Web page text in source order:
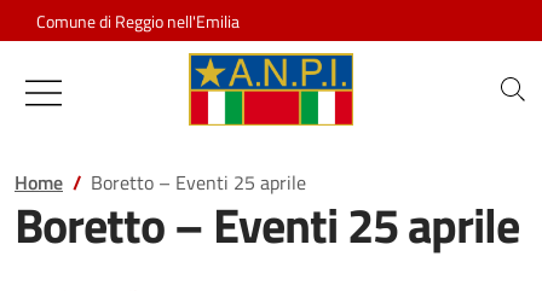
Salta al contenuto
Comune di Reggio nell'Emilia
Associazione Nazionale
Home Boretto – Eventi 25 aprile
Boretto – Eventi 25 aprile